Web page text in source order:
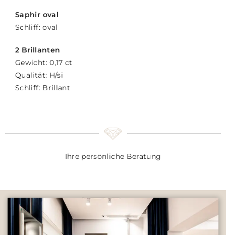
Saphir oval
Schliff: oval
2 Brillanten
Gewicht: 0,17 ct
Qualität: H/si
Schliff: Brillant
Ihre persönliche Beratung